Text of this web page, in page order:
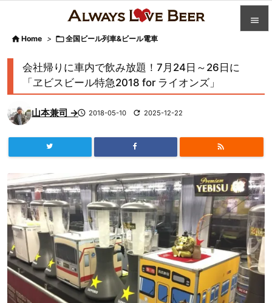


検索
 Home > 全国ビール列車&ビール電車
会社帰りに車内で飲み放題！7月24日～26日に
「ヱビスビール特急2018 for ライオンズ」
山本兼司 → 2018-05-10  2025-12-22
